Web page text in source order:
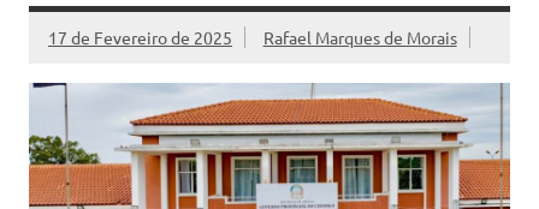
17 de Fevereiro de 2025 Rafael Marques de Morais